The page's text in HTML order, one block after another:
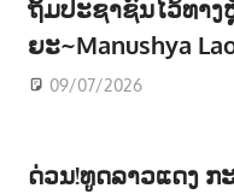
ຖິ້ມປະຊາຊົນໄວ້ທາ
ຍະ~Manushya
09/07/2026
ດ່ວນ!ທູດລາວແດງ ກ